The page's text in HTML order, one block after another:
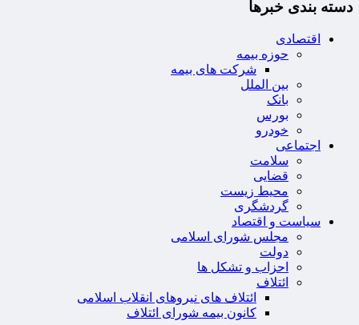
دسته بندی خبرها
اقتصادی
حوزه بیمه
شرکت های بیمه
بین الملل
بانک
بورس
خودرو
اجتماعی
سلامت
قضایی
محیط زیست
گردشگری
سیاست و اقتصاد
مجلس شورای اسلامی
دولت
احزاب و تشکل ها
ائتلاف
ائتلاف های نیروهای انقلاب اسلامی
کانون بیمه شورای ائتلاف